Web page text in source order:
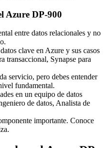
Azure DP-900
entre datos relacionales y no
clave en Azure y sus casos
transaccional, Synapse para
servicio, pero debes entender
fundamental.
en un equipo de datos
de datos, Analista de
importante. Conoce